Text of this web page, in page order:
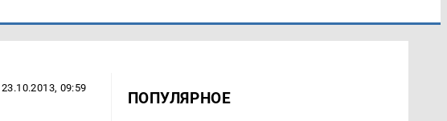
23.10.2013, 09:59
ПОПУЛЯРНОЕ